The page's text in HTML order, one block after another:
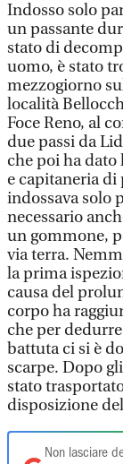
Indosso solo
un passante
stato di
uomo, è stato
mezzogiorno
località
Foce Reno, al
due passi da
che poi ha
e capitaneria di
indossava solo
necessario
un gommone,
via terra.
la prima
causa del
corpo ha
che per
battuta ci si è
scarpe. Dopo
stato
disposizione
Non lasciare